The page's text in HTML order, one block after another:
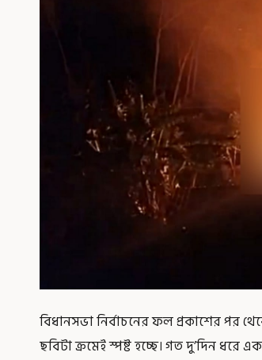
বিধানসভা নির্বাচনের ফল প্রকাশের পর
ছবিটা ক্রমেই স্পষ্ট হচ্ছে। গত দু’দিন ধরে